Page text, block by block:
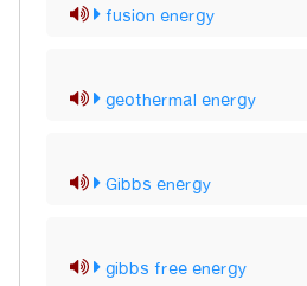
fusion energy
geothermal energy
Gibbs energy
gibbs free energy